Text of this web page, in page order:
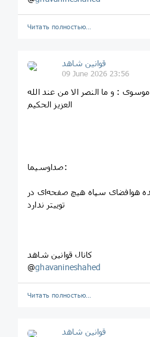
Читать полностью…
قوانین‌ شاهد
09 June 2026 23:56
: ‌و ما النصر الا من عند الله
العزیز الحکیم
صداوسیما:
هوافضای سپاه هیچ صفحه‌ای در
توییتر ندارد
کانال قوانین شاهد
@ghavanineshahed
Читать полностью…
قوانین‌ شاهد